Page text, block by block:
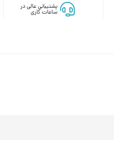
پشتیبانی عالی در
ساعات کاری